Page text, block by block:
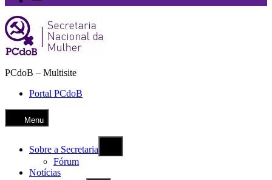
PCdoB – Multisite
Portal PCdoB
Menu
Sobre a Secretaria
Fórum
Notícias